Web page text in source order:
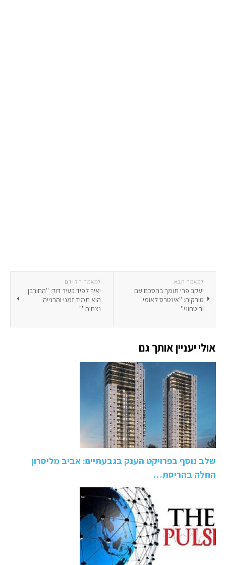
למאמר הקודם
יאיר לפיד בעיר דוד: ''החורבן
הוא תמיד זמני והבנייה
נצחית''"
למאמר הבא
יעקב פרי תומך בהסכם עם
טורקיה: ''אינטרס לאומי
וביטחוני''
אולי יעניין אותך גם
שלב נוסף בפרויקט הענק בגבעתיים: אביב מליסרון
החלה בהריסת…